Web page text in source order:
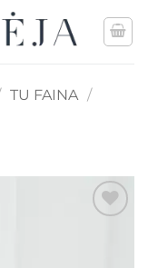
TU FAINA /